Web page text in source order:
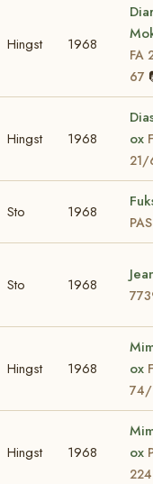
Hingst 1968
FA
67
Hingst 1968
ox
21/
Sto 1968
Sto 1968
Hingst 1968
ox
74/
Hingst 1968
ox